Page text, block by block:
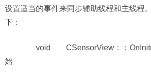
设置适当的事件来同步辅助线程和主线程
下：
void CSensorView：：
始